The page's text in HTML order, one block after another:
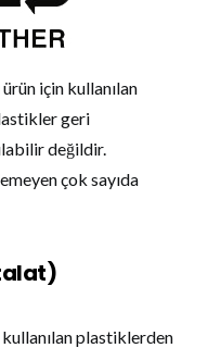
için kullanılan
geri
değildir.
çok sayıda
plastiklerden